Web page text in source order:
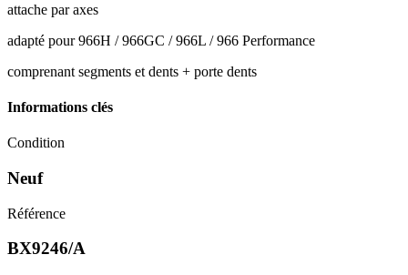
attache par axes
adapté pour 966H / 966GC / 966L / 966 Performance
comprenant segments et dents + porte dents
Informations clés
Condition
Neuf
Référence
BX9246/A